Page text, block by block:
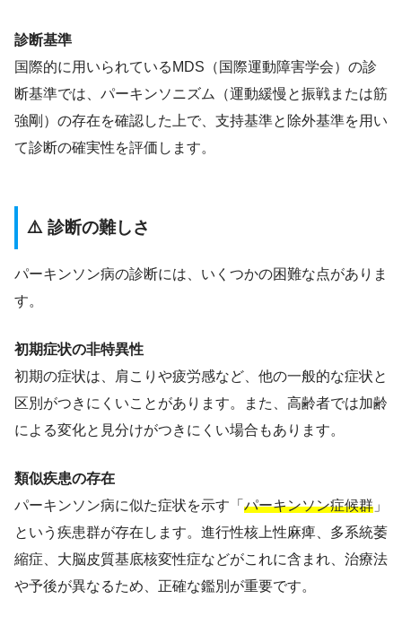
診断基準
国際的に用いられているMDS（国際運動障害学会）の診
断基準では、パーキンソニズム（運動緩慢と振戦または筋
強剛）の存在を確認した上で、支持基準と除外基準を用い
て診断の確実性を評価します。
⚠️ 診断の難しさ
パーキンソン病の診断には、いくつかの困難な点がありま
す。
初期症状の非特異性
初期の症状は、肩こりや疲労感など、他の一般的な症状と
区別がつきにくいことがあります。また、高齢者では加齢
による変化と見分けがつきにくい場合もあります。
類似疾患の存在
パーキンソン病に似た症状を示す「 パーキンソン症候群 」
という疾患群が存在します。進行性核上性麻痺、多系統萎
縮症、大脳皮質基底核変性症などがこれに含まれ、治療法
や予後が異なるため、正確な鑑別が重要です。